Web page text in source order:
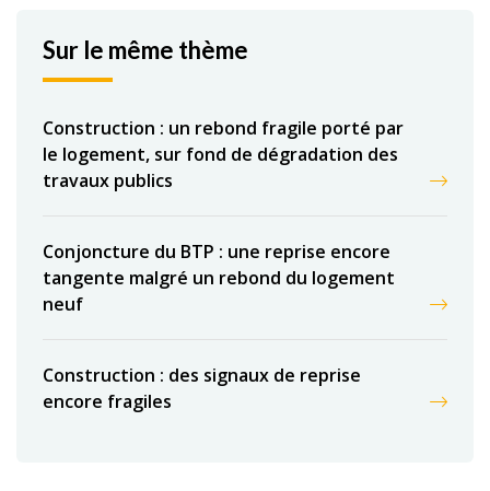
Sur le même thème
Construction : un rebond fragile porté par
le logement, sur fond de dégradation des
travaux publics
Conjoncture du BTP : une reprise encore
tangente malgré un rebond du logement
neuf
Construction : des signaux de reprise
encore fragiles